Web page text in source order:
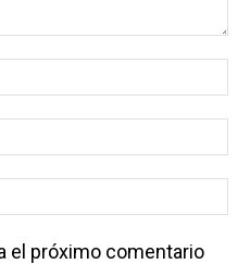
el próximo comentario